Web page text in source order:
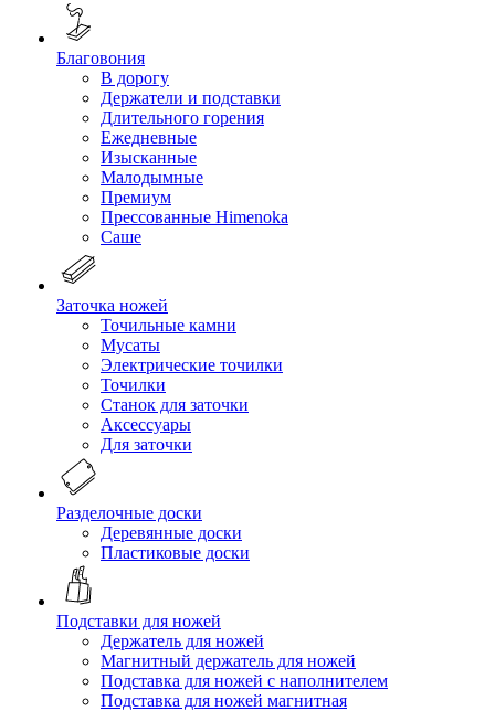
Благовония
В дорогу
Держатели и подставки
Длительного горения
Ежедневные
Изысканные
Малодымные
Премиум
Прессованные Himenoka
Саше
Заточка ножей
Точильные камни
Мусаты
Электрические точилки
Точилки
Станок для заточки
Аксессуары
Для заточки
Разделочные доски
Деревянные доски
Пластиковые доски
Подставки для ножей
Держатель для ножей
Магнитный держатель для ножей
Подставка для ножей с наполнителем
Подставка для ножей магнитная